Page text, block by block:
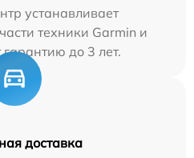
устанавливает
техники Garmin и
гарантию до 3 лет.
доставка